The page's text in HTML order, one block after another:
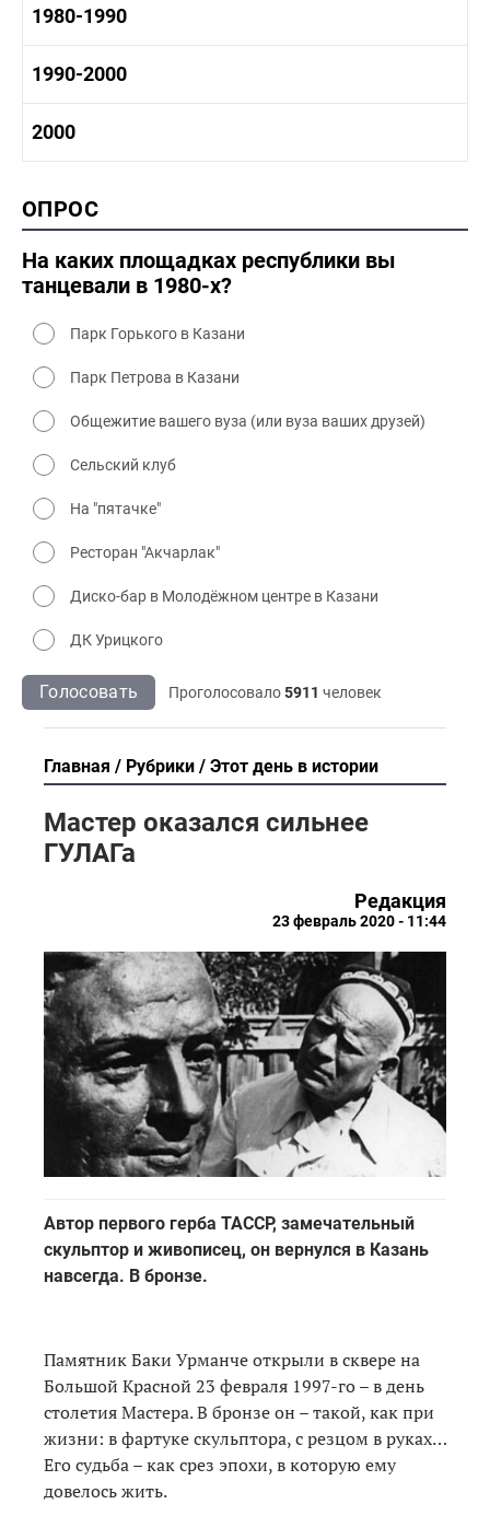
1960-1970 культура
1970-1980 история
1970 - 1980 быт
1980-1990
1980 -1990 история
1990-2000
2000
2000 промышленность
2000 культура
ОПРОС
На каких площадках республики вы
танцевали в 1980-х?
Парк Горького в Казани
Парк Петрова в Казани
Общежитие вашего вуза (или вуза ваших друзей)
Сельский клуб
На "пятачке"
Ресторан "Акчарлак"
Диско-бар в Молодёжном центре в Казани
ДК Урицкого
Голосовать Проголосовало5911 человек
Главная Рубрики Этот день в истории
Мастер оказался сильнее
ГУЛАГа
Редакция
23 февраль 2020 - 11:44
Автор первого герба ТАССР, замечательный
скульптор и живописец, он вернулся в Казань
навсегда. В бронзе.
Памятник Баки Урманче открыли в сквере на
Большой Красной 23 февраля 1997-го – в день
столетия Мастера. В бронзе он – такой, как при
жизни: в фартуке скульптора, с резцом в руках…
Его судьба – как срез эпохи, в которую ему
довелось жить.